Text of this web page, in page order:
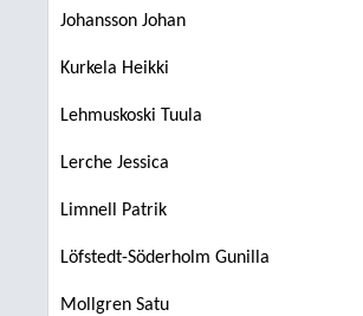
Johansson Johan
Kurkela Heikki
Lehmuskoski Tuula
Lerche Jessica
Limnell Patrik
Löfstedt-Söderholm Gunilla
Mollgren Satu